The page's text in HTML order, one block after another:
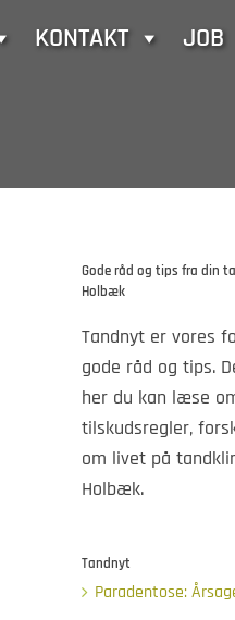
KONTAKT JOB
Gode råd og tips fra din
Holbæk
Tandnyt er vores
gode råd og tips.
her du kan læse
tilskudsregler,
om livet på
Holbæk.
Tandnyt
Paradentose: